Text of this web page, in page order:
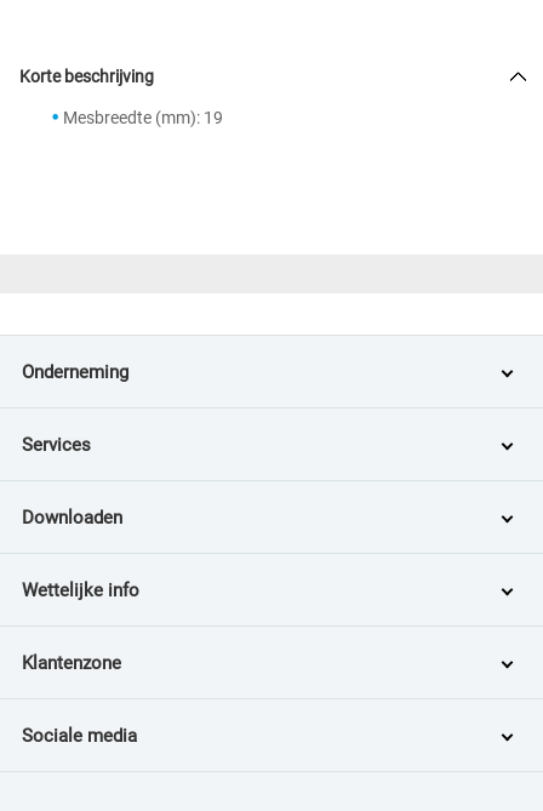
Korte beschrijving
Mesbreedte (mm): 19
Onderneming
Services
Downloaden
Wettelijke info
Klantenzone
Sociale media